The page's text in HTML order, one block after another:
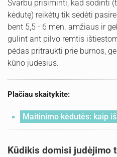
Svarbu prisiminti, kad sodinti
kėdutę) reikėtų tik sėdėti
bent 5,5 - 6 mėn. amžiaus ir
gulint ant pilvo remtis
pėdas pritraukti prie burnos,
kūno judesius.
Plačiau skaitykite:
Maitinimo kėdutės: kaip
Kūdikis domisi judėjimo